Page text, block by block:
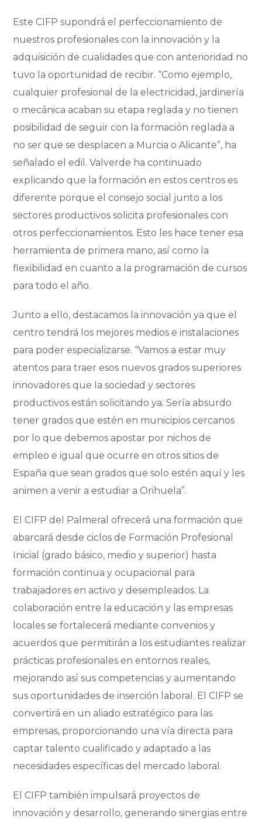
Este CIFP supondrá el perfeccionamiento de
nuestros profesionales con la innovación y la
adquisición de cualidades que con anterioridad no
tuvo la oportunidad de recibir. “Como ejemplo,
cualquier profesional de la electricidad, jardinería
o mecánica acaban su etapa reglada y no tienen
posibilidad de seguir con la formación reglada a
no ser que se desplacen a Murcia o Alicante”, ha
señalado el edil. Valverde ha continuado
explicando que la formación en estos centros es
diferente porque el consejo social junto a los
sectores productivos solicita profesionales con
otros perfeccionamientos. Esto les hace tener esa
herramienta de primera mano, así como la
flexibilidad en cuanto a la programación de cursos
para todo el año.
Junto a ello, destacamos la innovación ya que el
centro tendrá los mejores medios e instalaciones
para poder especializarse. “Vamos a estar muy
atentos para traer esos nuevos grados superiores
innovadores que la sociedad y sectores
productivos están solicitando ya. Sería absurdo
tener grados que estén en municipios cercanos
por lo que debemos apostar por nichos de
empleo e igual que ocurre en otros sitios de
España que sean grados que solo estén aquí y les
animen a venir a estudiar a Orihuela”.
El CIFP del Palmeral ofrecerá una formación que
abarcará desde ciclos de Formación Profesional
Inicial (grado básico, medio y superior) hasta
formación continua y ocupacional para
trabajadores en activo y desempleados. La
colaboración entre la educación y las empresas
locales se fortalecerá mediante convenios y
acuerdos que permitirán a los estudiantes realizar
prácticas profesionales en entornos reales,
mejorando así sus competencias y aumentando
sus oportunidades de inserción laboral. El CIFP se
convertirá en un aliado estratégico para las
empresas, proporcionando una vía directa para
captar talento cualificado y adaptado a las
necesidades específicas del mercado laboral.
El CIFP también impulsará proyectos de
innovación y desarrollo, generando sinergias entre